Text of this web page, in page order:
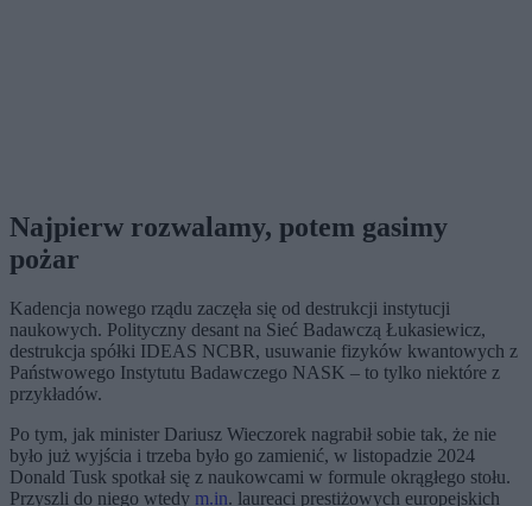
Najpierw rozwalamy, potem gasimy
pożar
Kadencja nowego rządu zaczęła się od destrukcji instytucji
naukowych. Polityczny desant na Sieć Badawczą Łukasiewicz,
destrukcja spółki IDEAS NCBR, usuwanie fizyków kwantowych z
Państwowego Instytutu Badawczego NASK – to tylko niektóre z
przykładów.
Po tym, jak minister Dariusz Wieczorek nagrabił sobie tak, że nie
było już wyjścia i trzeba było go zamienić, w listopadzie 2024
Donald Tusk spotkał się z naukowcami w formule okrągłego stołu.
Przyszli do niego wtedy m.in. laureaci prestiżowych europejskich